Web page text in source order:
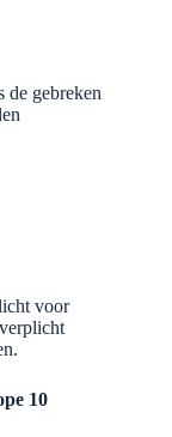
de gebreken
voor
10